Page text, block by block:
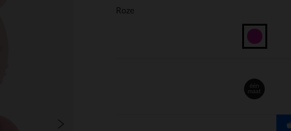
Roze
één
maat